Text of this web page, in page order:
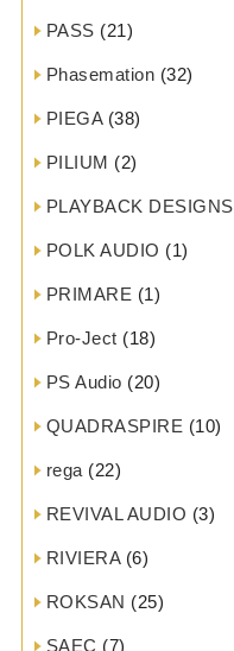
PASS (21)
Phasemation (32)
PIEGA(38)
PILIUM (2)
PLAYBACK DESIGNS
POLK AUDIO (1)
PRIMARE (1)
Pro-Ject (18)
PS Audio (20)
QUADRASPIRE (10)
rega (22)
REVIVAL AUDIO (3)
RIVIERA(6)
ROKSAN (25)
SAEC (7)